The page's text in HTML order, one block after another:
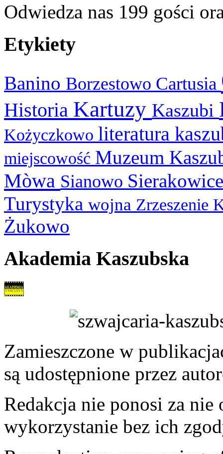
Odwiedza nas 199 gości
Etykiety
Banino Borzestowo Cartusia
Historia Kartuzy Kaszubi
Kożyczkowo literatura
miejscowość Muzeum
Mòwa Sianowo
Turystyka wojna Zrzeszenie
Żukowo
Akademia Kaszubska
Zamieszczone w
są udostępnione przez
Redakcja nie ponosi za
wykorzystanie bez ich